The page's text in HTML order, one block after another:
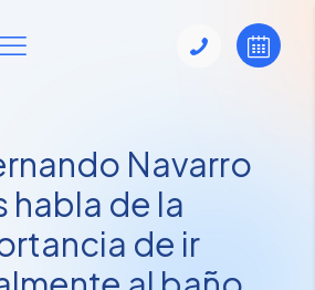
Navarro
habla de la
de ir